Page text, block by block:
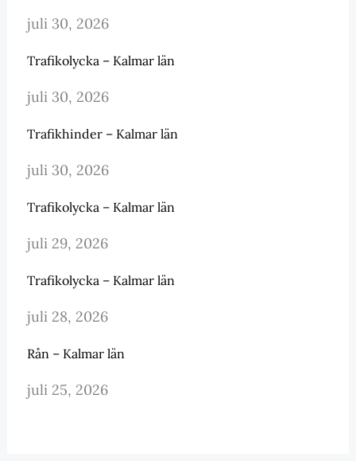
juli 30, 2026
Trafikolycka – Kalmar län
juli 30, 2026
Trafikhinder – Kalmar län
juli 30, 2026
Trafikolycka – Kalmar län
juli 29, 2026
Trafikolycka – Kalmar län
juli 28, 2026
Rån – Kalmar län
juli 25, 2026